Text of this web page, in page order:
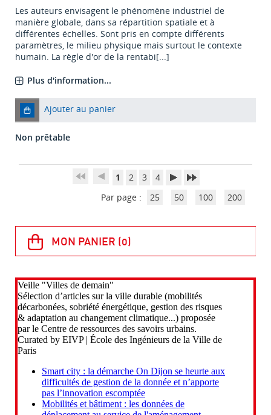
Les auteurs envisagent le phénomène industriel de
manière globale, dans sa répartition spatiale et à
différentes échelles. Sont pris en compte différents
paramètres, le milieu physique mais surtout le contexte
humain. La règle d'or de la rentabi[...]
Plus d'information...
Ajouter au panier
Non prêtable
1 2 3
4
Par page :
25 50 100 200